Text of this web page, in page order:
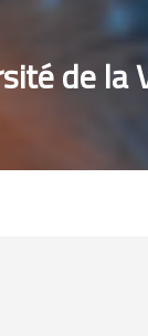
de la